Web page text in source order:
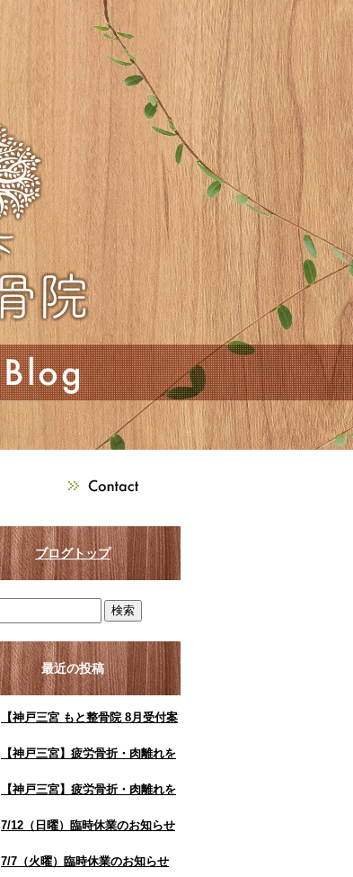
ブログトップ
最近の投稿
【神戸三宮 もと整骨院 8月受付案
内】8月は熱中症・交通事故・ス
ポート
【神戸三宮】疲労骨折・肉離れを
早く治したい学生アスリートへ｜
骨院
【神戸三宮】疲労骨折・肉離れを
早く治したい学生アスリートへ｜
7/12（日曜）臨時休業のお知らせ
【神戸市三宮 もと整骨院】
7/7（火曜）臨時休業のお知らせ